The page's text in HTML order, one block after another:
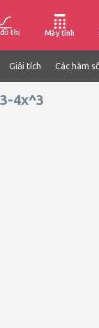
thị Máy tính
Giải tích Các hàm
4x^3